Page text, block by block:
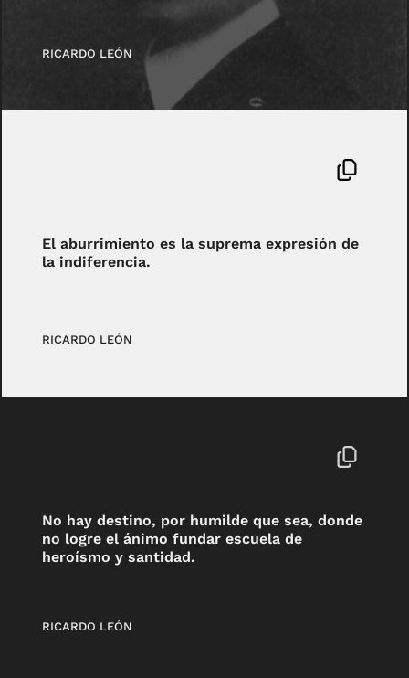
RICARDO LEÓN
El aburrimiento es la suprema expresión de
la indiferencia.
RICARDO LEÓN
No hay destino, por humilde que sea, donde
no logre el ánimo fundar escuela de
heroísmo y santidad.
RICARDO LEÓN